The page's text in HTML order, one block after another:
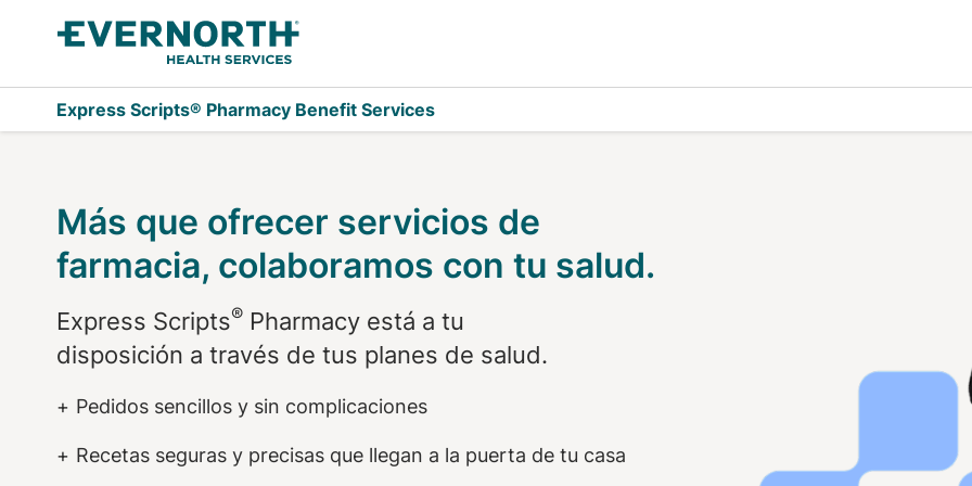
Express Scripts® Pharmacy Benefit Services
ClearStone MedicareBlue Rx
Más que ofrecer servicios de
farmacia, colaboramos con tu salud.
Express Scripts® Pharmacy está a tu
disposición a través de tus planes de salud.
Pedidos sencillos y sin complicaciones
Recetas seguras y precisas que llegan a la puerta de tu casa